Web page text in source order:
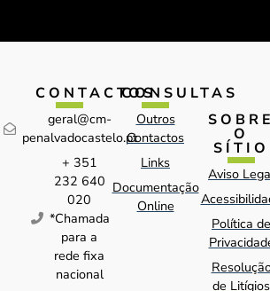
CONTACTOS
geral@cm-
penalvadocastelo.pt
+ 351
232 640
020
*Chamada
para a
rede fixa
nacional
CONSULTAS
Outros
Contactos
Links
Documentação
Online
SOBRE
O
SÍTIO
Aviso
Política de
de Litígios